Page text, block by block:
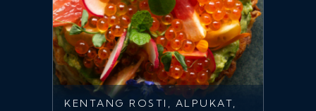
KENTANG ROSTI, ALPUKAT,